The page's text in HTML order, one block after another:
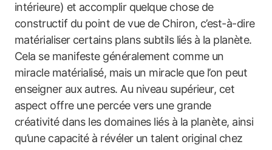
intérieure) et accomplir quelque chose de
constructif du point de vue de Chiron, c’est-à-dire
matérialiser certains plans subtils liés à la planète.
Cela se manifeste généralement comme un
miracle matérialisé, mais un miracle que l’on peut
enseigner aux autres. Au niveau supérieur, cet
aspect offre une percée vers une grande
créativité dans les domaines liés à la planète, ainsi
qu’une capacité à révéler un talent original chez